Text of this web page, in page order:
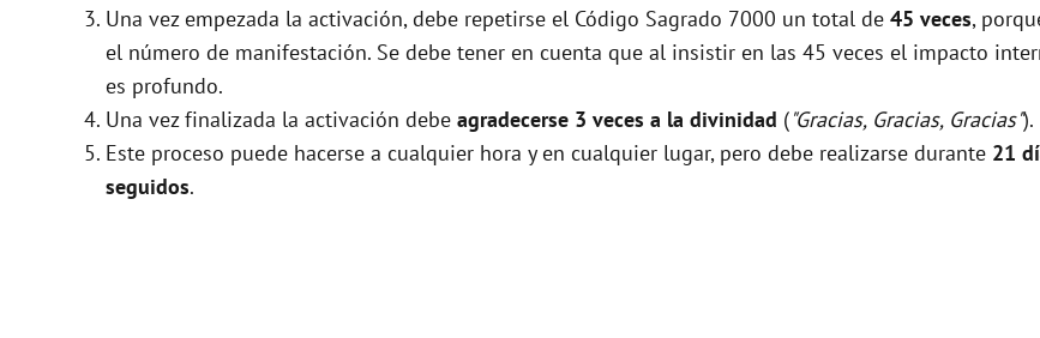
Una vez empezada la activación, debe repetirse el Código Sagrado 7000 un total de 45 veces,
el número de manifestación. Se debe tener en cuenta que al insistir en las 45 veces el impacto
es profundo.
Una vez finalizada la activación debe agradecerse 3 veces a la divinidad ("Gracias, Gracias, Gracias").
Este proceso puede hacerse a cualquier hora y en cualquier lugar, pero debe realizarse durante 21
seguidos.